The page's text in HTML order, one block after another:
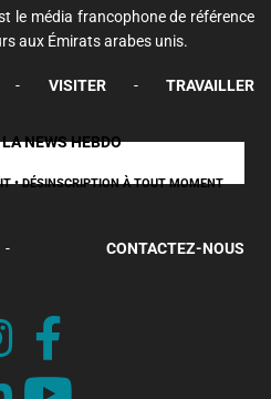
le média francophone de référence
aux Émirats arabes unis.
- VISITER - TRAVAILLER
NEWS HEBDO
• DÉSINSCRIPTION À TOUT MOMENT
- CONTACTEZ-NOUS